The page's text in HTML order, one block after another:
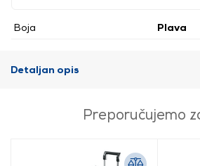
Boja Plava
Detaljan opis
Preporučujemo